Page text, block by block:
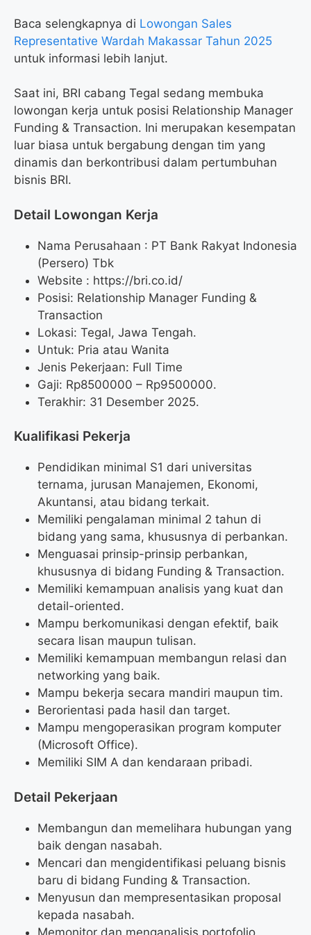
Baca selengkapnya di Lowongan Sales
Representative Wardah Makassar Tahun 2025
untuk informasi lebih lanjut.
Saat ini, BRI cabang Tegal sedang membuka
lowongan kerja untuk posisi Relationship Manager
Funding & Transaction. Ini merupakan kesempatan
luar biasa untuk bergabung dengan tim yang
dinamis dan berkontribusi dalam pertumbuhan
bisnis BRI.
Detail Lowongan Kerja
Nama Perusahaan : PT Bank Rakyat Indonesia
(Persero) Tbk
Website : https://bri.co.id/
Posisi: Relationship Manager Funding &
Transaction
Lokasi: Tegal, Jawa Tengah.
Untuk: Pria atau Wanita
Jenis Pekerjaan: Full Time
Gaji: Rp8500000 – Rp9500000.
Terakhir: 31 Desember 2025.
Kualifikasi Pekerja
Pendidikan minimal S1 dari universitas
ternama, jurusan Manajemen, Ekonomi,
Akuntansi, atau bidang terkait.
Memiliki pengalaman minimal 2 tahun di
bidang yang sama, khususnya di perbankan.
Menguasai prinsip-prinsip perbankan,
khususnya di bidang Funding & Transaction.
Memiliki kemampuan analisis yang kuat dan
detail-oriented.
Mampu berkomunikasi dengan efektif, baik
secara lisan maupun tulisan.
Memiliki kemampuan membangun relasi dan
networking yang baik.
Mampu bekerja secara mandiri maupun tim.
Berorientasi pada hasil dan target.
Mampu mengoperasikan program komputer
(Microsoft Office).
Memiliki SIM A dan kendaraan pribadi.
Detail Pekerjaan
Membangun dan memelihara hubungan yang
baik dengan nasabah.
Mencari dan mengidentifikasi peluang bisnis
baru di bidang Funding & Transaction.
Menyusun dan mempresentasikan proposal
kepada nasabah.
Memonitor dan menganalisis portofolio